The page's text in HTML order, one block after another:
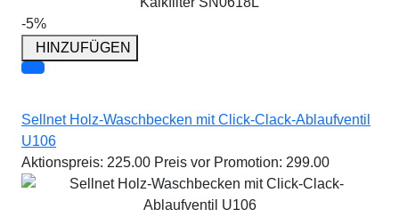
-5%
HINZUFÜGEN
Sellnet Holz-Waschbecken mit Click-Clack-Ablaufventil
U106
Aktionspreis: 225.00 Preis vor Promotion: 299.00